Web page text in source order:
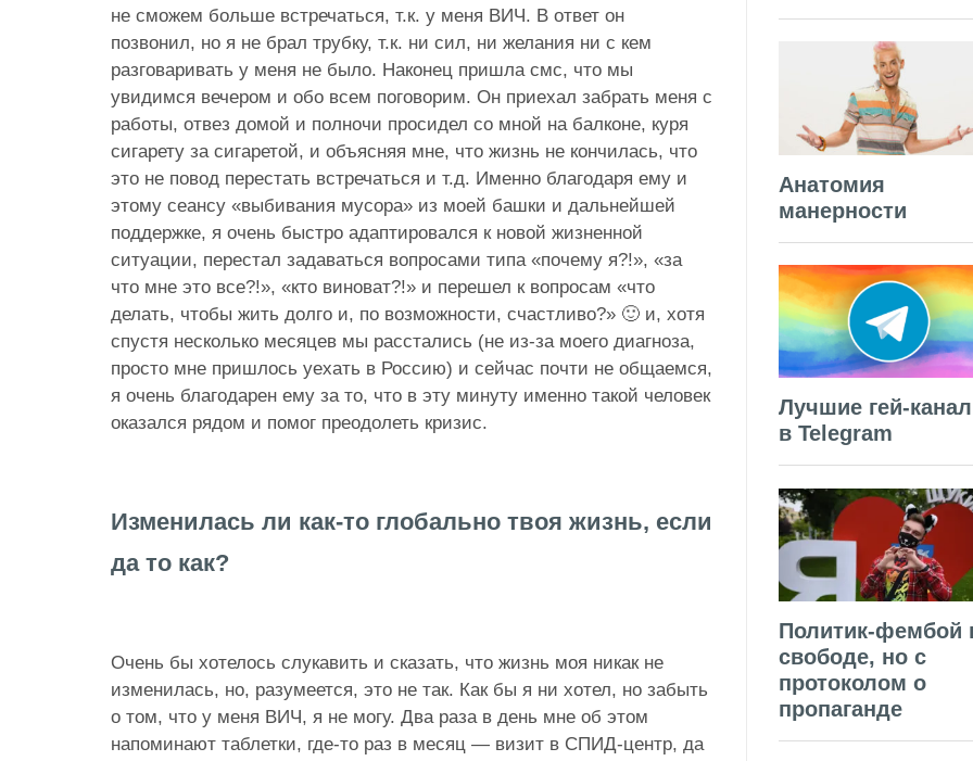
не сможем больше встречаться, т.к. у меня ВИЧ. В ответ он
позвонил, но я не брал трубку, т.к. ни сил, ни желания ни с кем
разговаривать у меня не было. Наконец пришла смс, что мы
увидимся вечером и обо всем поговорим. Он приехал забрать меня с
работы, отвез домой и полночи просидел со мной на балконе, куря
сигарету за сигаретой, и объясняя мне, что жизнь не кончилась, что
это не повод перестать встречаться и т.д. Именно благодаря ему и
этому сеансу «выбивания мусора» из моей башки и дальнейшей
поддержке, я очень быстро адаптировался к новой жизненной
ситуации, перестал задаваться вопросами типа «почему я?!», «за
что мне это все?!», «кто виноват?!» и перешел к вопросам «что
делать, чтобы жить долго и, по возможности, счастливо?» 🙂 и, хотя
спустя несколько месяцев мы расстались (не из-за моего диагноза,
просто мне пришлось уехать в Россию) и сейчас почти не общаемся,
я очень благодарен ему за то, что в эту минуту именно такой человек
оказался рядом и помог преодолеть кризис.
Изменилась ли как-то глобально твоя жизнь, если
да то как?
Очень бы хотелось слукавить и сказать, что жизнь моя никак не
изменилась, но, разумеется, это не так. Как бы я ни хотел, но забыть
о том, что у меня ВИЧ, я не могу. Два раза в день мне об этом
напоминают таблетки, где-то раз в месяц — визит в СПИД-центр, да
Анатомия
манерности
Лучшие гей-
в Telegram
Политик-фембой
свободе, но с
протоколом о
пропаганде